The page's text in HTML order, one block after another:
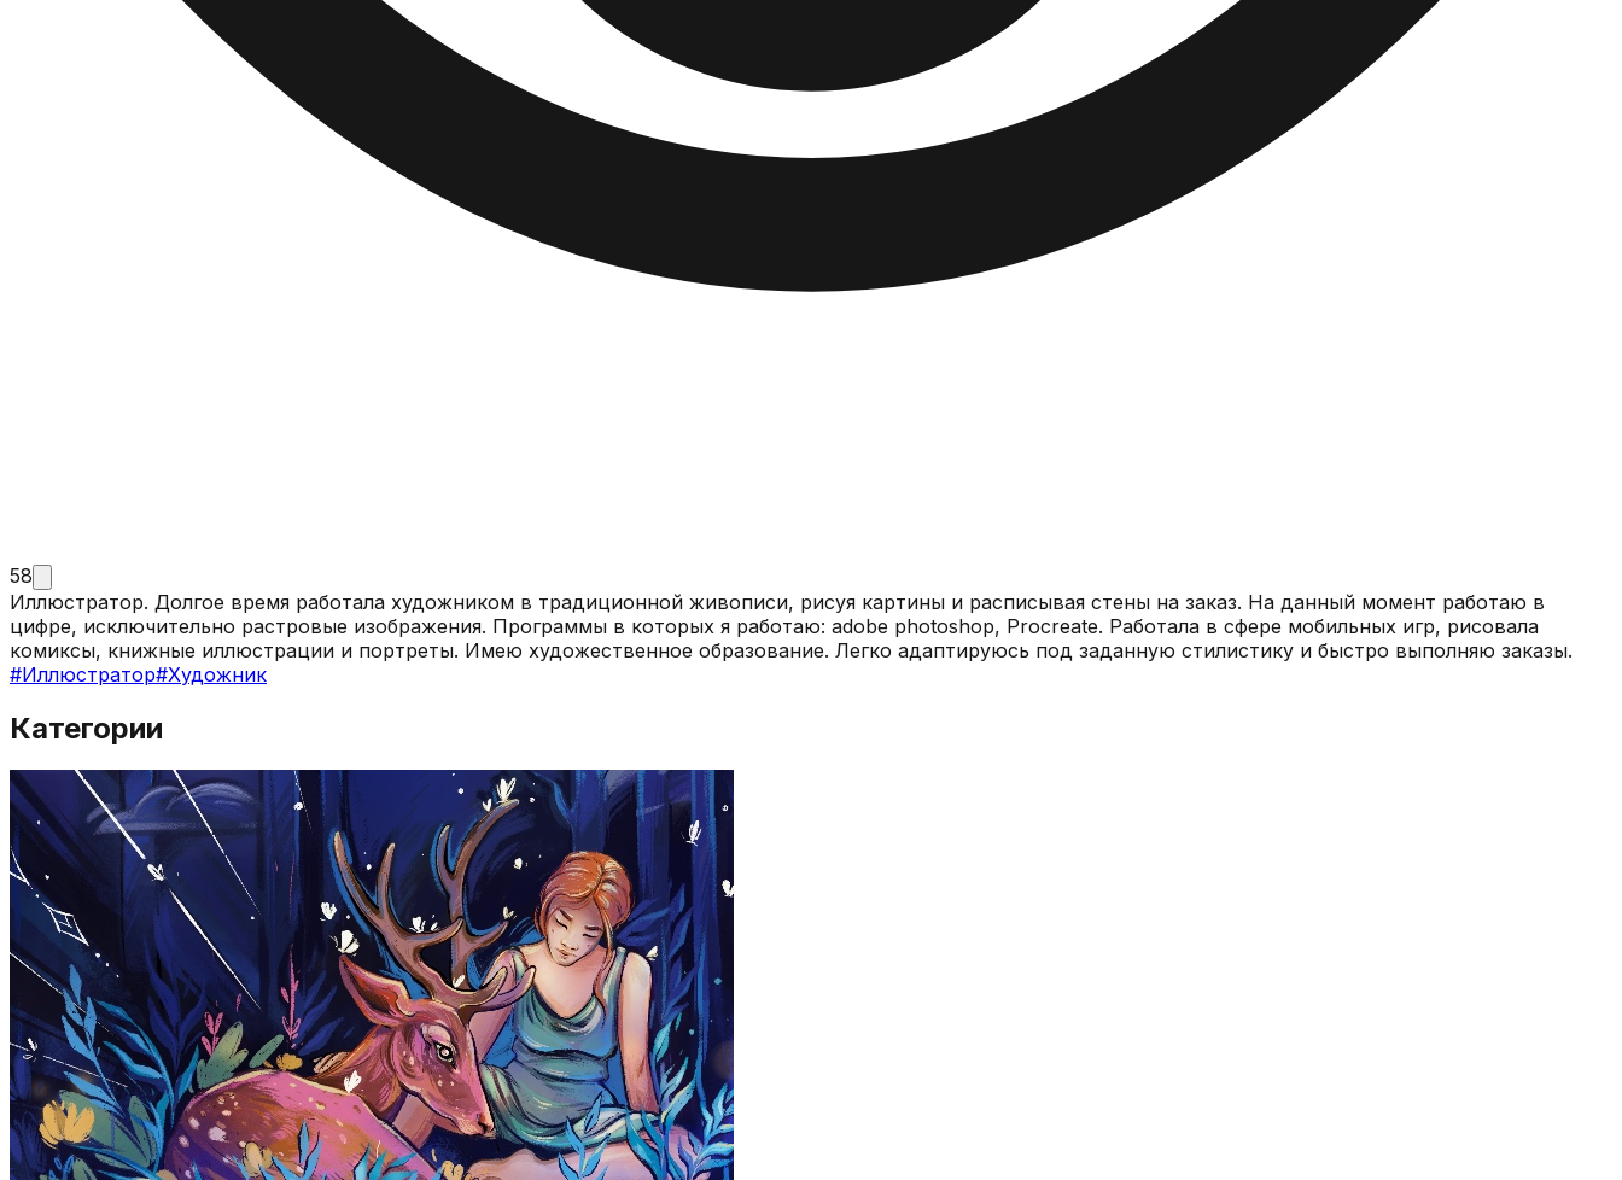
58
Иллюстратор. Долгое время работала художником в традиционной живописи, рисуя картины и расписывая стены на заказ. На данный момент работаю в
цифре, исключительно растровые изображения. Программы в которых я работаю: adobe photoshop, Procreate. Работала в сфере мобильных игр, рисовала
комиксы, книжные иллюстрации и портреты. Имею художественное образование. Легко адаптируюсь под заданную стилистику и быстро выполняю заказы.
#Иллюстратор#Художник
Категории